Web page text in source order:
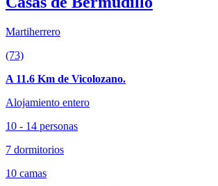
Martiherrero
(73)
A 11.6 Km de Vicolozano.
Alojamiento entero
10 - 14 personas
7 dormitorios
10 camas